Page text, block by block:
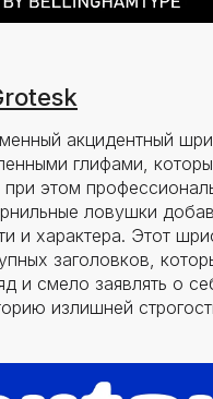
акцидентный
глифами,
этом
ловушки
и характера. Этот
заголовков,
и смело заявлять о
излишней